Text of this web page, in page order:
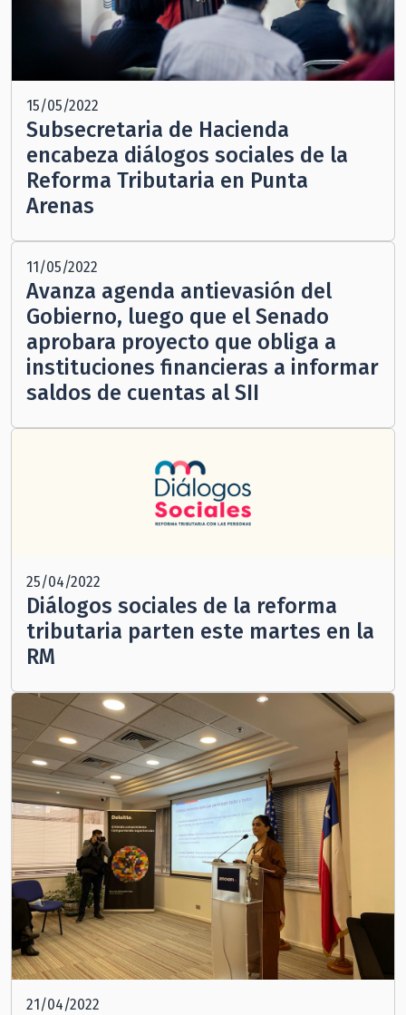
15/05/2022
Subsecretaria de Hacienda
encabeza diálogos sociales de la
Reforma Tributaria en Punta
Arenas
11/05/2022
Avanza agenda antievasión del
Gobierno, luego que el Senado
aprobara proyecto que obliga a
instituciones financieras a informar
saldos de cuentas al SII
25/04/2022
Diálogos sociales de la reforma
tributaria parten este martes en la
RM
21/04/2022